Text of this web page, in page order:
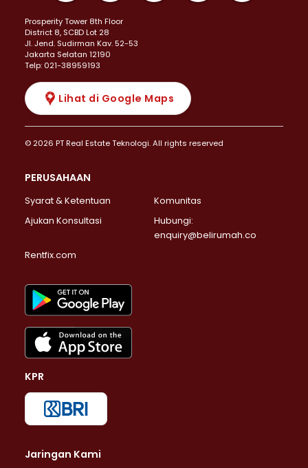
Prosperity Tower 8th Floor
District 8, SCBD Lot 28
JI. Jend. Sudirman Kav. 52-53
Jakarta Selatan 12190
Telp: 021-38959193
Lihat di Google Maps
© 2026 PT Real Estate Teknologi. All rights reserved
PERUSAHAAN
Syarat & Ketentuan
Komunitas
Ajukan Konsultasi
Hubungi:
enquiry@belirumah.co
Rentfix.com
KPR
Jaringan Kami